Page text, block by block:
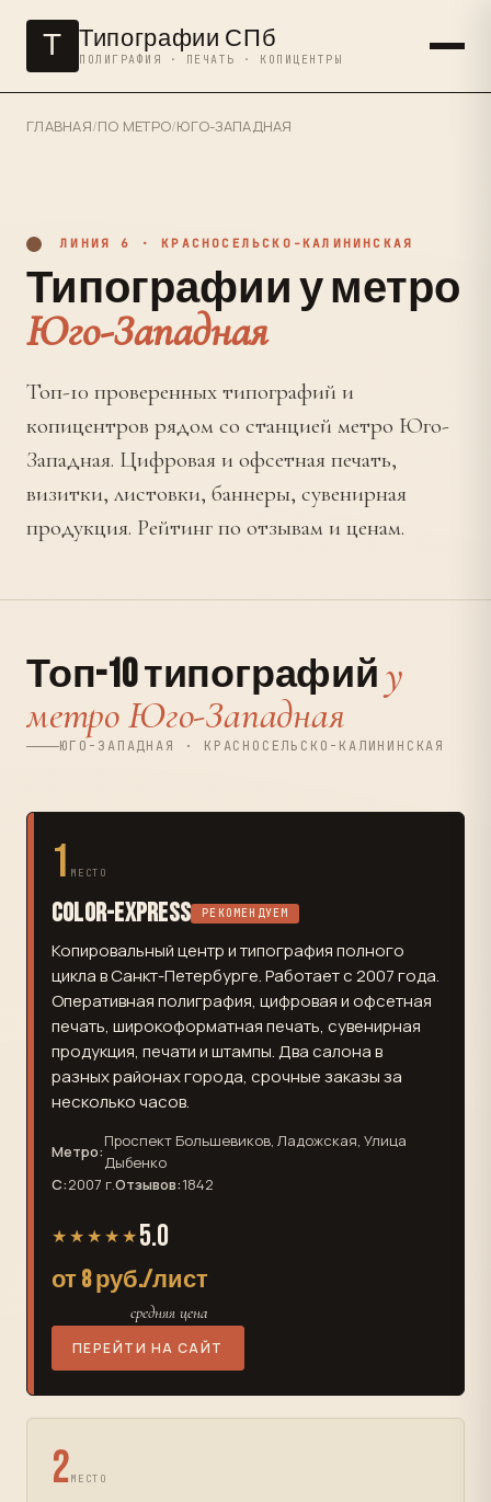
Т Типографии СПб
ПОЛИГРАФИЯ · ПЕЧАТЬ · КОПИЦЕНТРЫ
ГЛАВНАЯ/ПО МЕТРО/ЮГО-ЗАПАДНАЯ
ЛИНИЯ 6 · КРАСНОСЕЛЬСКО-КАЛИНИНСКАЯ
Типографии у метро
Юго-Западная
Топ-10 проверенных типографий и
копицентров рядом со станцией метро Юго-
Западная. Цифровая и офсетная печать,
визитки, листовки, баннеры, сувенирная
продукция. Рейтинг по отзывам и ценам.
Топ-10 типографийу
метро Юго-Западная
ЮГО-ЗАПАДНАЯ · КРАСНОСЕЛЬСКО-КАЛИНИНСКАЯ
1 МЕСТО
Color-Express РЕКОМЕНДУЕМ
Копировальный центр и типография полного
цикла в Санкт-Петербурге. Работает с 2007 года.
Оперативная полиграфия, цифровая и офсетная
печать, широкоформатная печать, сувенирная
продукция, печати и штампы. Два салона в
разных районах города, срочные заказы за
несколько часов.
Метро:
Проспект Большевиков, Ладожская, Улица
Дыбенко
С:2007 г.Отзывов:1842
★★★★★ 5.0
от 8 руб./лист
средняя цена
ПЕРЕЙТИ НА САЙТ
2МЕСТО